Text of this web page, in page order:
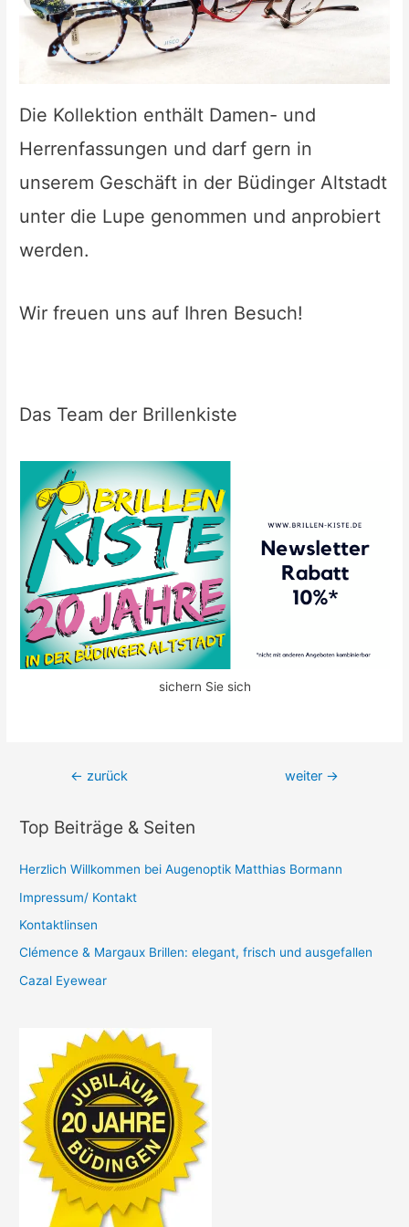
Die Kollektion enthält Damen- und
Herrenfassungen und darf gern in
unserem Geschäft in der Büdinger Altstadt
unter die Lupe genommen und anprobiert
werden.
Wir freuen uns auf Ihren Besuch!
Das Team der Brillenkiste
sichern Sie sich
Beitrags-
← zurück weiter →
Top Beiträge & Seiten
Herzlich Willkommen bei Augenoptik Matthias Bormann
Impressum/ Kontakt
Kontaktlinsen
Clémence & Margaux Brillen: elegant, frisch und ausgefallen
Cazal Eyewear